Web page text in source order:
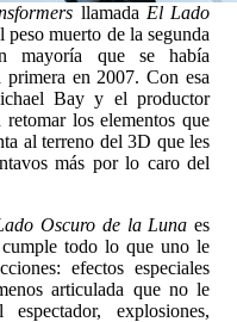
llamada El Lado
peso muerto de la segunda
mayoría que se había
en 2007. Con esa
Bay y el productor
los elementos que
al terreno del 3D que les
más por lo caro del
Oscuro de la Luna es
todo lo que uno le
efectos especiales
articulada que no le
explosiones,